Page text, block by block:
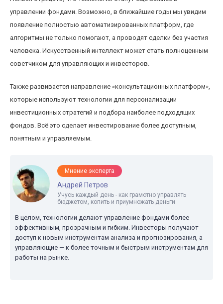
управлении фондами. Возможно, в ближайшие годы мы увидим
появление полностью автоматизированных платформ, где
алгоритмы не только помогают, а проводят сделки без участия
человека. Искусственный интеллект может стать полноценным
советчиком для управляющих и инвесторов.
Также развивается направление «консультационных платформ»,
которые используют технологии для персонализации
инвестиционных стратегий и подбора наиболее подходящих
фондов. Всё это сделает инвестирование более доступным,
понятным и управляемым.
Мнение эксперта
Андрей Петров
Учусь каждый день - как грамотно управлять
бюджетом, копить и приумножать деньги
В целом, технологии делают управление фондами более
эффективным, прозрачным и гибким. Инвесторы получают
доступ к новым инструментам анализа и прогнозирования, а
управляющие — к более точным и быстрым инструментам для
работы на рынке.